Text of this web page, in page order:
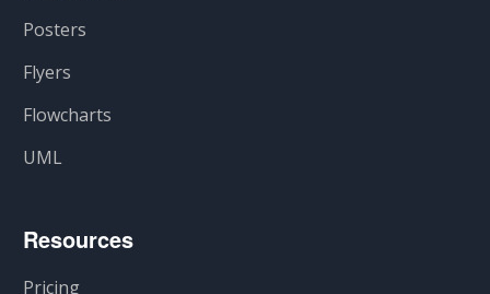
Posters
Flyers
Flowcharts
UML
Resources
Pricing